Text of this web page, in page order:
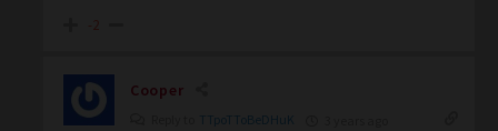
Cooper
TTpoTToBeDHuK